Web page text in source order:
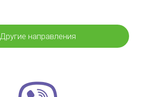
Другие направления